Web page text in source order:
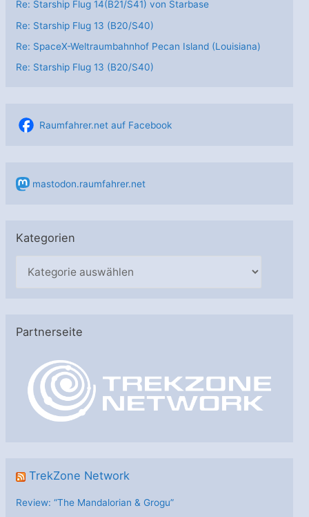
Re: Starship Flug 14(B21/S41) von Starbase
Re: Starship Flug 13 (B20/S40)
Re: SpaceX-Weltraumbahnhof Pecan Island (Louisiana)
Re: Starship Flug 13 (B20/S40)
Raumfahrer.net auf Facebook
mastodon.raumfahrer.net
Kategorien
g
Partnerseite
TrekZone Network
Review: “The Mandalorian & Grogu”